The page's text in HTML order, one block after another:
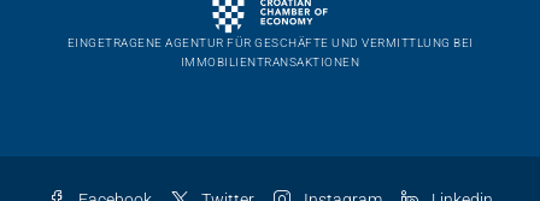
EINGETRAGENE AGENTUR FÜR GESCHÄFTE UND VERMITTLUNG BEI
IMMOBILIENTRANSAKTIONEN